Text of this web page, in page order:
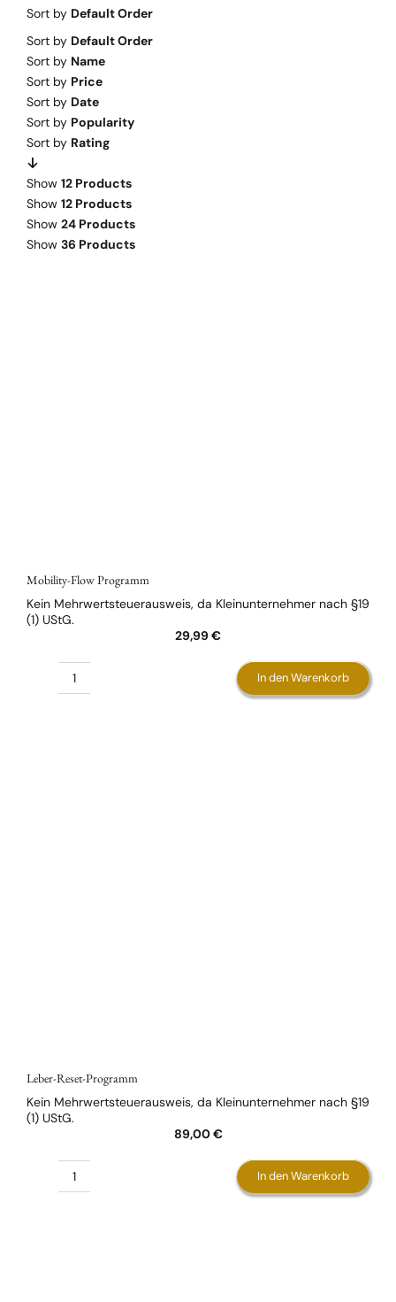
Sort by Default Order
Sort by Default Order
Sort by Name
Sort by Price
Sort by Date
Sort by Popularity
Sort by Rating
Show 12 Products
Show 12 Products
Show 24 Products
Show 36 Products
Mobility-Flow Programm
29,99€
Kein Mehrwertsteuerausweis, da Kleinunternehmer nach §19
(1) UStG.
Mobility-
In den Warenkorb
Leber-Reset-Programm
89,00€
Kein Mehrwertsteuerausweis, da Kleinunternehmer nach §19
(1) UStG.
Leber-
In den Warenkorb